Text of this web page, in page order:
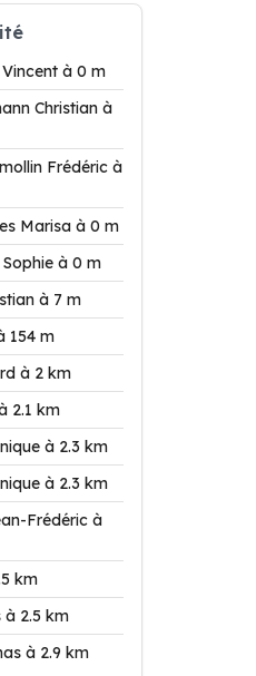
à 0 m
Christian à
Frédéric à
Marisa à 0 m
à 0 m
à 7 m
154 m
à 2 km
2.1 km
à 2.3 km
à 2.3 km
Frédéric à
km
à 2.5 km
à 2.9 km